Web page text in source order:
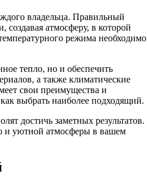
создавая атмосферу, в которой
режима необходимо
тепло, но и обеспечить
а также климатические
свои преимущества и
выбрать наиболее подходящий.
достичь заметных результатов.
и уютной атмосферы в вашем